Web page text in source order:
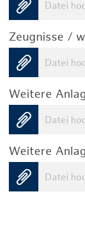
Datei
Zeugnisse /
Datei
Weitere
Datei
Weitere
Datei